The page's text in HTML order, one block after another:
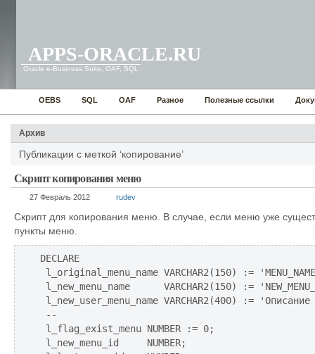
APPS-ORACLE.RU
Oracle e-Business Suite, OAF, SQL
OEBS SQL OAF Разное Полезные ссылки
Архив
Публикации с меткой ‘копирование’
Скрипт копирования меню
27 Февраль 2012 rudev
Скрипт для копирования меню. В случае, если меню уже
пункты меню.
DECLARE
l_original_menu_name VARCHAR2(150) :=
l_new_menu_name      VARCHAR2(150) :=
l_new_user_menu_name VARCHAR2(400) :=
--
l_flag_exist_menu NUMBER := 0;
l_new_menu_id     NUMBER;